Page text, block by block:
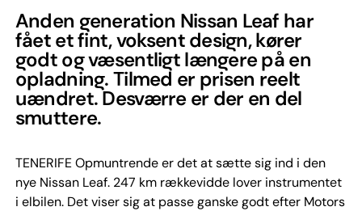
Anden generation Nissan Leaf har
fået et fint, voksent design, kører
godt og væsentligt længere på en
opladning. Tilmed er prisen reelt
uændret. Desværre er der en del
smuttere.
TENERIFE Opmuntrende er det at sætte sig ind i den
nye Nissan Leaf. 247 km rækkevidde lover instrumentet
i elbilen. Det viser sig at passe ganske godt efter Motors